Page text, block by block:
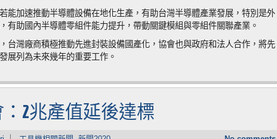
能加速推動半導體設備在地化生產，有助台灣半導體產業發展，特別是外
有助國內半導體零組件能力提升，帶動關鍵模組與零組件關聯產業。
台灣廠商積極推動先進封裝設備國產化，協會也與政府和法人合作，將先
展列為未來幾年的重要工作。
2兆產值延後達標